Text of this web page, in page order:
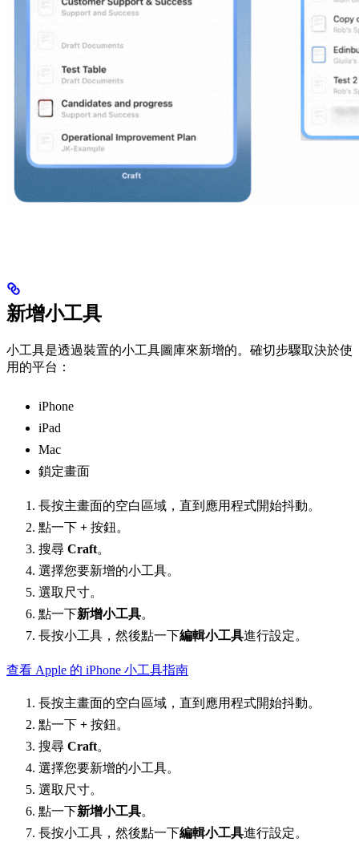
新增小工具
小工具是透過裝置的小工具圖庫來新增的。確切步驟取決於使
用的平台：
iPhone
iPad
Mac
鎖定畫面
長按主畫面的空白區域，直到應用程式開始抖動。
點一下 + 按鈕。
搜尋 Craft。
選擇您要新增的小工具。
選取尺寸。
點一下新增小工具。
長按小工具，然後點一下編輯小工具進行設定。
查看 Apple 的 iPhone 小工具指南
長按主畫面的空白區域，直到應用程式開始抖動。
點一下 + 按鈕。
搜尋 Craft。
選擇您要新增的小工具。
選取尺寸。
點一下新增小工具。
長按小工具，然後點一下編輯小工具進行設定。